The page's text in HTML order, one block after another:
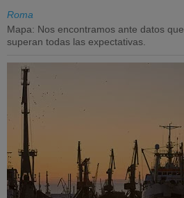
Roma
Mapa: Nos encontramos ante datos que
superan todas las expectativas.